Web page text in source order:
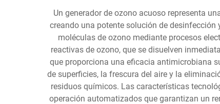
Un generador de ozono acuoso representa
creando una potente solución de
moléculas de ozono mediante procesos
reactivas de ozono, que se disuelven
que proporciona una eficacia antimicrobiana
de superficies, la frescura del aire y la
residuos químicos. Las características
operación automatizados que garantizan un